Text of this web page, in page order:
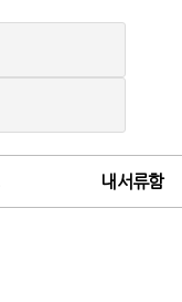
내서류함